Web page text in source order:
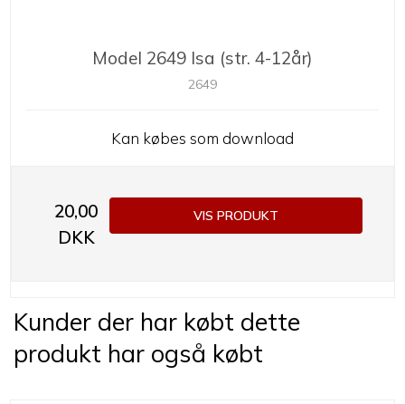
Model 2649 Isa (str. 4-12år)
2649
Kan købes som download
20,00
DKK
VIS PRODUKT
Kunder der har købt dette
produkt har også købt